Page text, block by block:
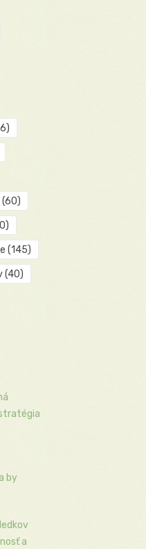
(60)
(145)
(40)
by
a